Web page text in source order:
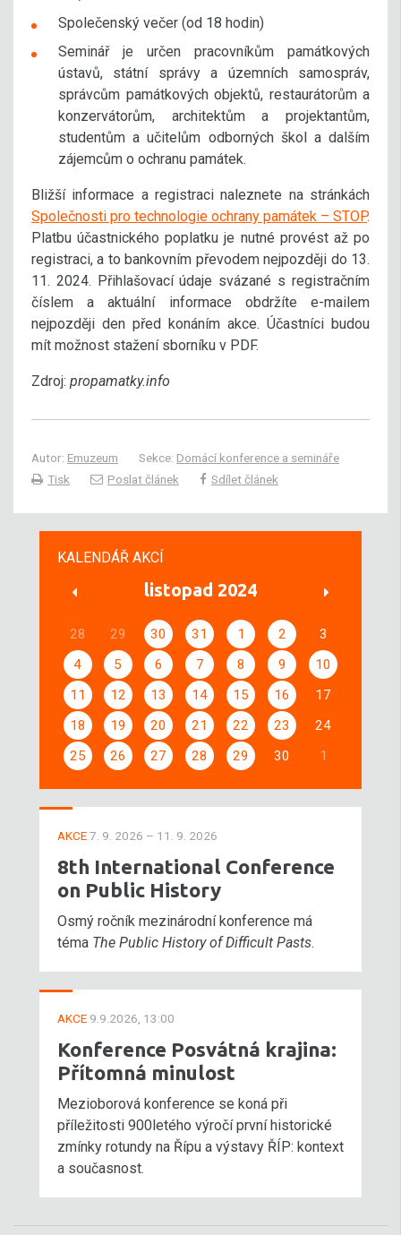
Společenský večer (od 18 hodin)
Seminář je určen pracovníkům památkových
ústavů, státní správy a územních samospráv,
správcům památkových objektů, restaurátorům a
konzervátorům, architektům a projektantům,
studentům a učitelům odborných škol a dalším
zájemcům o ochranu památek.
Bližší informace a registraci naleznete na stránkách
Společnosti pro technologie ochrany památek – STOP.
Platbu účastnického poplatku je nutné provést až po
registraci, a to bankovním převodem nejpozději do 13.
11. 2024. Přihlašovací údaje svázané s registračním
číslem a aktuální informace obdržíte e-mailem
nejpozději den před konáním akce. Účastníci budou
mít možnost stažení sborníku v PDF.
Zdroj: propamatky.info
Autor: Emuzeum Sekce: Domácí konference a semináře
Tisk
Poslat článek Sdílet článek
KALENDÁŘ AKCÍ
listopad 2024
28 29 30 31 1 2
3
4
5 6 7 8 9
10
11
12 13 14 15 16
17
18
19 20 21 22 23
24
25
26 27 28 29 30 1
AKCE7. 9. 2026 – 11. 9. 2026
8th International Conference
on Public History
Osmý ročník mezinárodní konference má
téma The Public History of Difficult Pasts.
AKCE 9.9.2026, 13:00
Konference Posvátná krajina:
Přítomná minulost
Mezioborová konference se koná při
příležitosti 900letého výročí první historické
zmínky rotundy na Řípu a výstavy ŘÍP: kontext
a současnost.